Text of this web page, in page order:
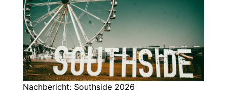
Nachbericht: Southside 2026